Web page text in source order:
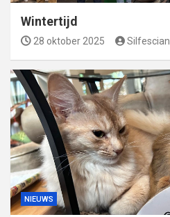
Wintertijd
28 oktober 2025 Silfescian
NIEUWS